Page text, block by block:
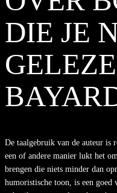
DIE JE
De taalgebruik van de auteur is
een of andere manier lukt het
brengen die niets minder dan
humoristische toon, is een